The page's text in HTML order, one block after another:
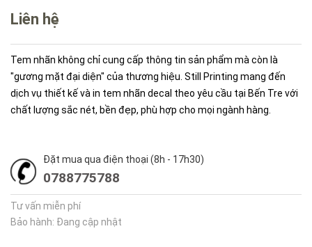
Liên hệ
Tem nhãn không chỉ cung cấp thông tin sản phẩm mà còn là
"gương mặt đại diện" của thương hiệu. Still Printing mang đến
dịch vụ thiết kế và in tem nhãn decal theo yêu cầu tại Bến Tre với
chất lượng sắc nét, bền đẹp, phù hợp cho mọi ngành hàng.
Đặt mua qua điện thoại (8h - 17h30)
0788775788
Tư vấn miễn phí
Bảo hành: Đang cập nhật